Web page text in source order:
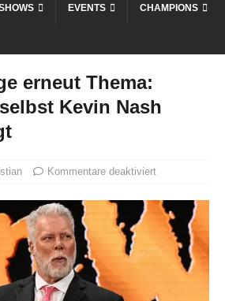
EVENTS CHAMPIONS
erneut Thema:
Kevin Nash
Kommentare deaktiviert